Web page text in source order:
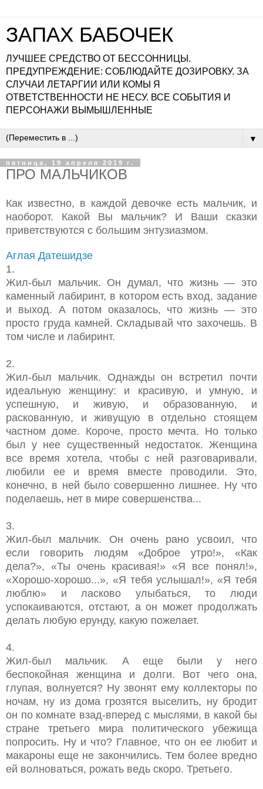
ЗАПАХ БАБОЧЕК
ЛУЧШЕЕ СРЕДСТВО ОТ БЕССОННИЦЫ.
ПРЕДУПРЕЖДЕНИЕ: СОБЛЮДАЙТЕ ДОЗИРОВКУ. ЗА
СЛУЧАИ ЛЕТАРГИИ ИЛИ КОМЫ Я
ОТВЕТСТВЕННОСТИ НЕ НЕСУ. ВСЕ СОБЫТИЯ И
ПЕРСОНАЖИ ВЫМЫШЛЕННЫЕ
▼
пятница, 19 апреля 2019 г.
ПРО МАЛЬЧИКОВ
Как известно, в каждой девочке есть мальчик, и
наоборот. Какой Вы мальчик? И Ваши сказки
приветствуются с большим энтузиазмом.
Аглая Датешидзе
1.
Жил-был мальчик. Он думал, что жизнь — это
каменный лабиринт, в котором есть вход, задание
и выход. А потом оказалось, что жизнь — это
просто груда камней. Складывай что захочешь. В
том числе и лабиринт.
2.
Жил-был мальчик. Однажды он встретил почти
идеальную женщину: и красивую, и умную, и
успешную, и живую, и образованную, и
раскованную, и живущую в отдельно стоящем
частном доме. Короче, просто мечта. Но только
был у нее существенный недостаток. Женщина
все время хотела, чтобы с ней разговаривали,
любили ее и время вместе проводили. Это,
конечно, в ней было совершенно лишнее. Ну что
поделаешь, нет в мире совершенства...
3.
Жил-был мальчик. Он очень рано усвоил, что
если говорить людям «Доброе утро!», «Как
дела?», «Ты очень красивая!» «Я все понял!»,
«Хорошо-хорошо...», «Я тебя услышал!», «Я тебя
люблю» и ласково улыбаться, то люди
успокаиваются, отстают, а он может продолжать
делать любую ерунду, какую пожелает.
4.
Жил-был мальчик. А еще были у него
беспокойная женщина и долги. Вот чего она,
глупая, волнуется? Ну звонят ему коллекторы по
ночам, ну из дома грозятся выселить, ну бродит
он по комнате взад-вперед с мыслями, в какой бы
стране третьего мира политического убежища
попросить. Ну и что? Главное, что он ее любит и
макароны еще не закончились. Тем более вредно
ей волноваться, рожать ведь скоро. Третьего.